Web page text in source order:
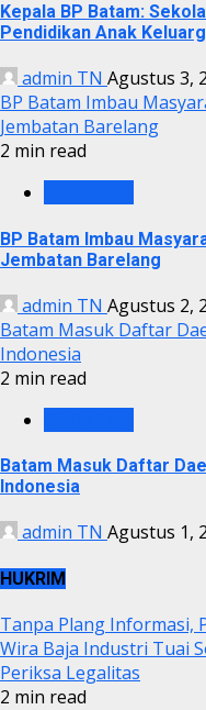
Kepala BP Batam:
Pendidikan Anak
admin TN Agustus 3,
BP Batam Imbau
Jembatan Barelang
2 min read
BP Batam Imbau
Jembatan Barelang
admin TN Agustus 2,
Batam Masuk Daftar
Indonesia
2 min read
Batam Masuk Daftar
Indonesia
admin TN Agustus 1,
HUKRIM
Tanpa Plang Informasi,
Wira Baja Industri Tuai
Periksa Legalitas
2 min read